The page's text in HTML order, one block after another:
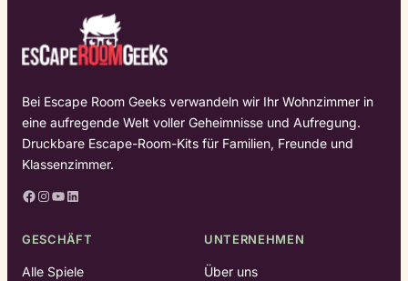
Bei Escape Room Geeks verwandeln wir Ihr Wohnzimmer in
eine aufregende Welt voller Geheimnisse und Aufregung.
Druckbare Escape-Room-Kits für Familien, Freunde und
Klassenzimmer.
Facebook Instagram YouTube LinkedIn
GESCHÄFT
Alle Spiele
UNTERNEHMEN
Über uns